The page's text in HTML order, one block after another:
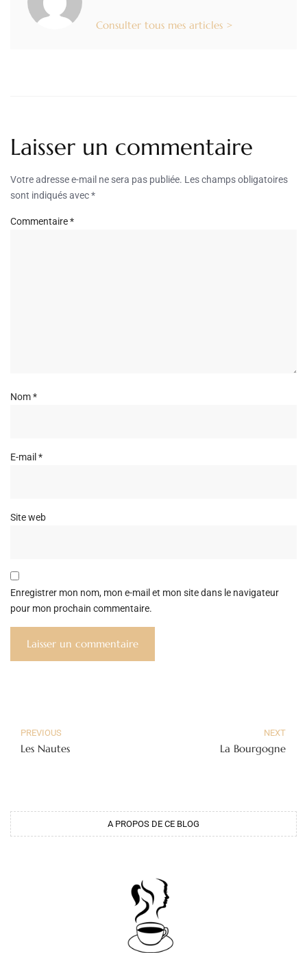
Consulter tous mes articles >
Laisser un commentaire
Votre adresse e-mail ne sera pas publiée. Les champs obligatoires
sont indiqués avec*
Commentaire*
Nom*
E-mail *
Site web
Enregistrer mon nom, mon e-mail et mon site dans le navigateur
pour mon prochain commentaire.
PREVIOUS
Les Nautes
NEXT
La Bourgogne
A PROPOS DE CE BLOG